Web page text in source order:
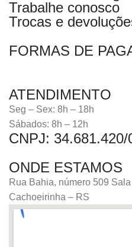
Trabalhe conosco
Trocas e
FORMAS DE
ATENDIMENTO
Seg – Sex: 8h – 18h
Sábados: 8h – 12h
CNPJ: 34.681.420/
ONDE ESTAMOS
Rua Bahia, número 509
Cachoeirinha – RS